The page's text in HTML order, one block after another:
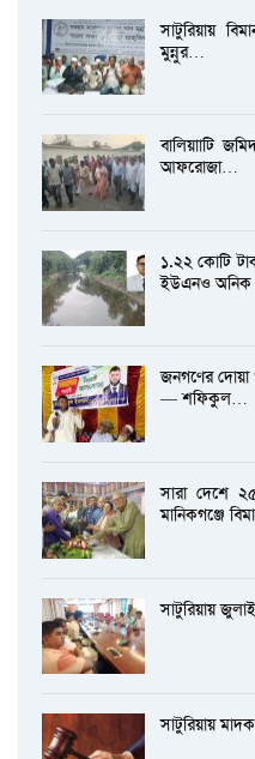
সাটুরিয়ায়
মুন্নুর…
বালিয়াাটি
আফরোজা…
১.২২ কোটি
ইউএনও অনিক
জনগণের দোয়া
— শফিকুল…
সারা দেশে
মানিকগঞ্জে
সাটুরিয়ায়
সাটুরিয়ায়